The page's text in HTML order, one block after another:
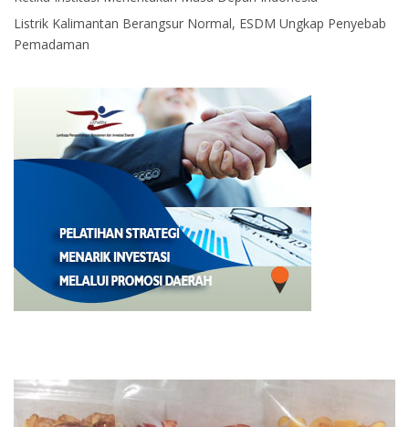
Listrik Kalimantan Berangsur Normal, ESDM Ungkap Penyebab
Pemadaman